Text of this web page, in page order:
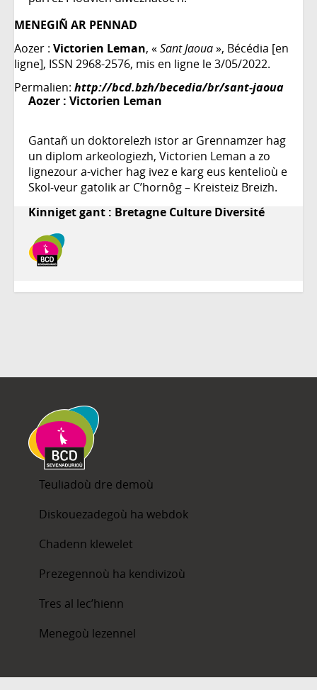
MENEGIÑ AR PENNAD
Aozer : Victorien Leman, «Sant Jaoua», Bécédia [en
ligne], ISSN 2968-2576, mis en ligne le 3/05/2022.
Permalien: http://bcd.bzh/becedia/br/sant-jaoua
Aozer : Victorien Leman
Gantañ un doktorelezh istor ar Grennamzer hag
un diplom arkeologiezh, Victorien Leman a zo
lignezour a-vicher hag ivez e karg eus kentelioù e
Skol-veur gatolik ar C’hornôg – Kreisteiz Breizh.
Kinniget gant : Bretagne Culture Diversité
Teuliadoù dre demoù
Diskouezadegoù ha webdok
Chadenn klewelet
Prezegennoù ha kendivizoù
Tres al lec’hienn
Menegoù lezennel